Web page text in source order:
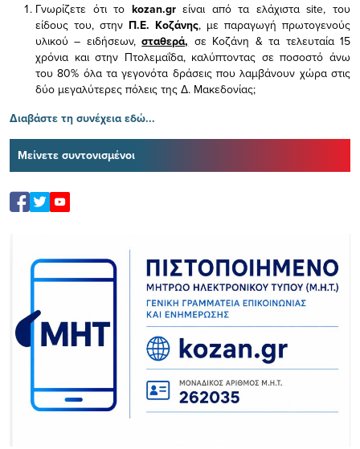
Γνωρίζετε ότι το kozan.gr είναι από τα ελάχισταsite, του
είδους του, στην Π.Ε. Κοζάνης, με παραγωγή πρωτογενούς
υλικού – ειδήσεων,σταθερά, σε Κοζάνη & τα τελευταία 15
χρόνια και στην Πτολεμαΐδα, καλύπτοντας σε ποσοστό άνω
του 80% όλα τα γεγονότα δράσεις που λαμβάνουν χώρα στις
δύο μεγαλύτερες πόλεις της Δ. Μακεδονίας;
Διαβάστε τη συνέχεια εδώ...
Μείνετε συντονισμένοι